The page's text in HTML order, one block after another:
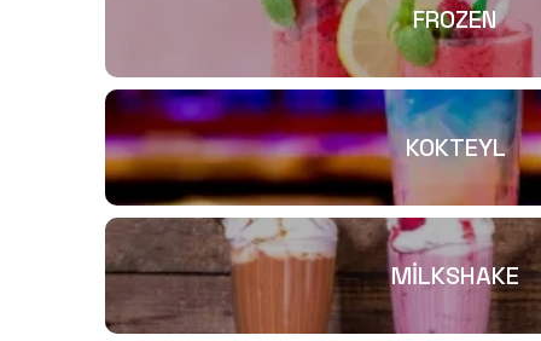
FROZEN
KOKTEYL
MİLKSHAKE